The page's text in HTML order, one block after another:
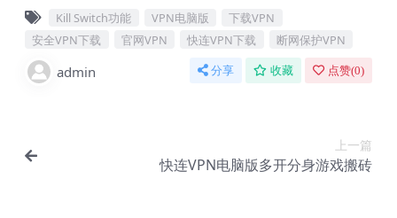
Kill Switch功能 VPN电脑版
下载VPN
安全VPN下载
官网VPN 快连VPN下载 断网保护VPN
admin 分享 收藏 点赞(0)
上一篇
快连VPN电脑版多开分身游戏搬砖